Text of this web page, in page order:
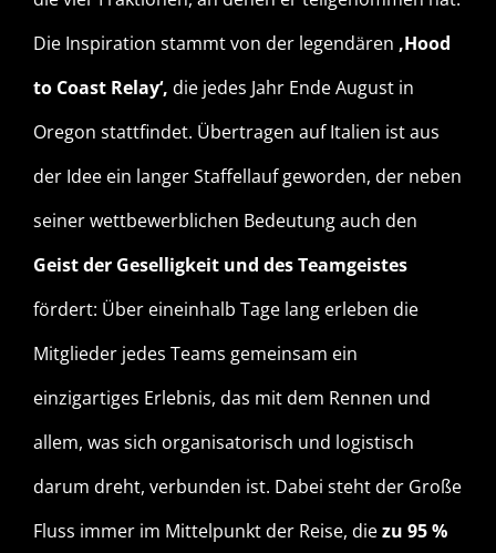
Die Inspiration stammt von der legendären ‚Hood
to Coast Relay‘, die jedes Jahr Ende August in
Oregon stattfindet. Übertragen auf Italien ist aus
der Idee ein langer Staffellauf geworden, der neben
seiner wettbewerblichen Bedeutung auch den
Geist der Geselligkeit und des Teamgeistes
fördert: Über eineinhalb Tage lang erleben die
Mitglieder jedes Teams gemeinsam ein
einzigartiges Erlebnis, das mit dem Rennen und
allem, was sich organisatorisch und logistisch
darum dreht, verbunden ist. Dabei steht der Große
Fluss immer im Mittelpunkt der Reise, diezu 95 %